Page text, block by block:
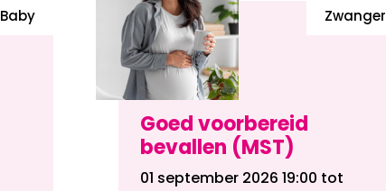
Baby
Goed voorbereid
bevallen (MST)
Zwanger
01 september 2026 19:00 tot